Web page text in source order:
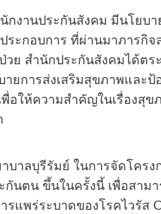
กงานประกันสังคม มีนโยบา
ระกอบการ ที่ผ่านมาภารกิจ
วย สำนักประกันสังคมได้ต
ยการส่งเสริมสุขภาพและป้
อให้ความสำคัญในเรื่องสุข
บาลบุรีรัมย์ ในการจัดโครง
กันตน ขึ้นในครั้งนี้ เพื่อสาม
แพร่ระบาดของโรคไวรัส